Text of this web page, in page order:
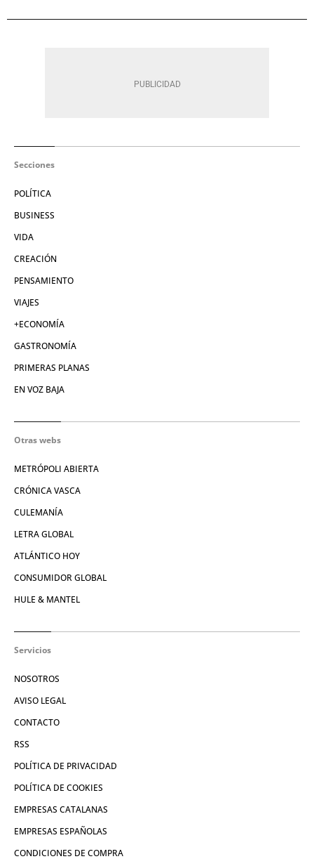
Secciones
POLÍTICA
BUSINESS
VIDA
CREACIÓN
PENSAMIENTO
VIAJES
+ECONOMÍA
GASTRONOMÍA
PRIMERAS PLANAS
EN VOZ BAJA
Otras webs
METRÓPOLI ABIERTA
CRÓNICA VASCA
CULEMANÍA
LETRA GLOBAL
ATLÁNTICO HOY
CONSUMIDOR GLOBAL
HULE & MANTEL
Servicios
NOSOTROS
AVISO LEGAL
CONTACTO
RSS
POLÍTICA DE PRIVACIDAD
POLÍTICA DE COOKIES
EMPRESAS CATALANAS
EMPRESAS ESPAÑOLAS
CONDICIONES DE COMPRA